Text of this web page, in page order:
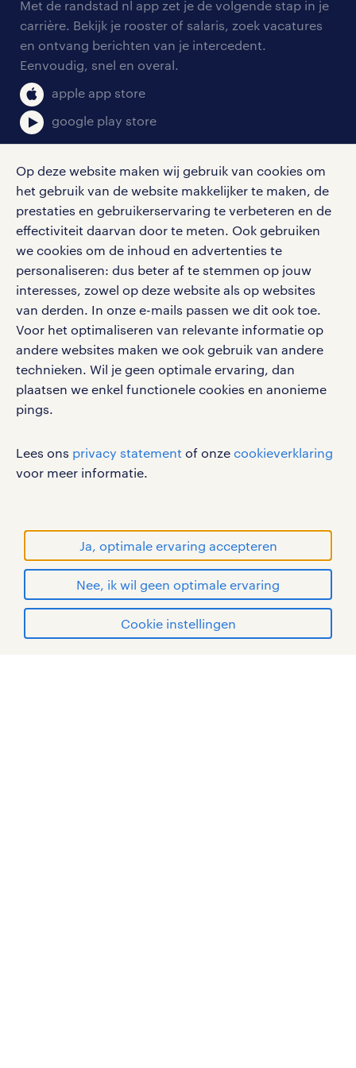
Op deze website maken wij gebruik van cookies om
het gebruik van de website makkelijker te maken, de
prestaties en gebruikerservaring te verbeteren en de
effectiviteit daarvan door te meten. Ook gebruiken
we cookies om de inhoud en advertenties te
personaliseren: dus beter af te stemmen op jouw
interesses, zowel op deze website als op websites
van derden. In onze e-mails passen we dit ook toe.
Voor het optimaliseren van relevante informatie op
andere websites maken we ook gebruik van andere
technieken. Wil je geen optimale ervaring, dan
plaatsen we enkel functionele cookies en anonieme
pings.
Lees ons privacy statement of onze cookieverklaring
voor meer informatie.
Ja, optimale ervaring accepteren
Nee, ik wil geen optimale ervaring
Cookie instellingen
personeel gezocht
aanmelden nieuwsbrief
blogs en artikelen
salarischecker
bruto-netto calculator
onze vestigingen
pers
klachten en misstanden
Met de randstad nl app zet je de volgende stap in je
carrière. Bekijk je rooster of salaris, zoek vacatures
en ontvang berichten van je intercedent.
Eenvoudig, snel en overal.
apple app store
google play store
social media
Volg ons voor de leukste content omtrent
vacatures, solliciteren en inspiratie.
werken bij randstad
gebruikersvoorwaarden
privacystatement
cookies
handelsmerken van Randstad N.V.
© Randstad 2026